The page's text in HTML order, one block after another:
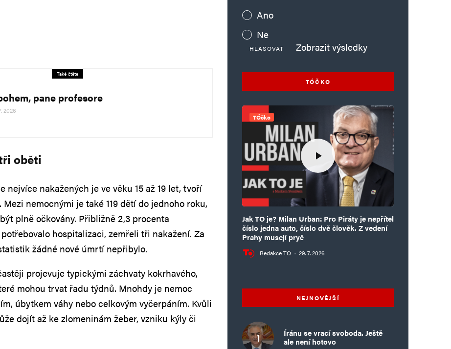
Také čtěte
pane profesore
2026
oběti
nejvíce nakažených je ve věku 15 až 19 let, tvoří
nemocnými je také 119 dětí do jednoho roku,
plně očkovány. Přibližně 2,3 procenta
hospitalizaci, zemřeli tři nakažení. Za
žádné nové úmrtí nepřibylo.
projevuje typickými záchvaty kokrhavého,
mohou trvat řadu týdnů. Mnohdy je nemoc
úbytkem váhy nebo celkovým vyčerpáním. Kvůli
dojít až ke zlomeninám žeber, vzniku kýly či
Ano
Ne
HLASOVAT Zobrazit výsledky
TÓČKO
TÓčko
Jak TO je? Milan Urban: Pro Piráty je nepřítel
číslo jedna auto, číslo dvě člověk. Z vedení
Prahy musejí pryč
Redakce TO · 29. 7. 2026
NEJNOVĚJŠÍ
Íránu se vrací svoboda. Ještě
ale není hotovo